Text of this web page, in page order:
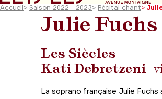
Accueil > Saison 2022 - 2023> Récital chant>
Julie Fuchs
Les Siècles
Kati Debretzeni |
La soprano française Julie